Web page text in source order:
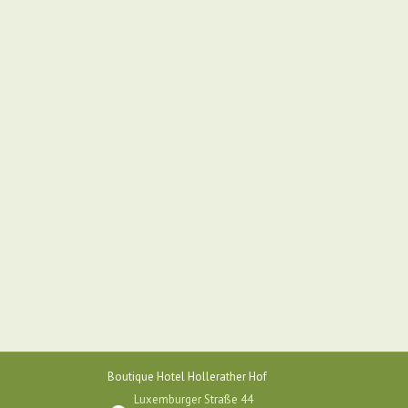
Boutique Hotel Hollerather Hof
Luxemburger Straße 44